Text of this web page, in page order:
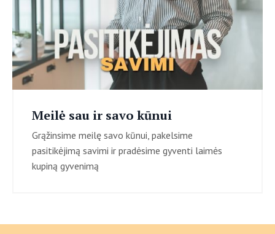
Meilė sau ir savo kūnui
Grąžinsime meilę savo kūnui, pakelsime
pasitikėjimą savimi ir pradėsime gyventi laimės
kupiną gyvenimą